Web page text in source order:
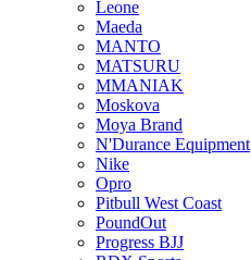
Leone
Maeda
MANTO
MATSURU
MMANIAK
Moskova
Moya Brand
N'Durance Equipment
Nike
Opro
Pitbull West Coast
PoundOut
Progress BJJ